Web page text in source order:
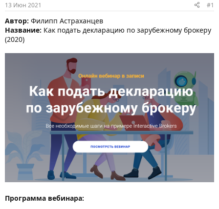
м
ы
а
л
а
13 Июн 2021 #1
Автор: Филипп Астраханцев
Название: Как подать декларацию по зарубежному брокеру
(2020)
Программа вебинара: